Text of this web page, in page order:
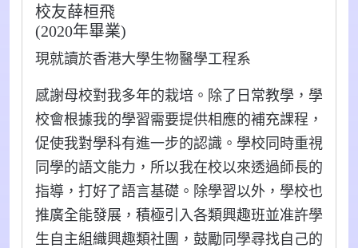
校友薛桓飛
(2020年畢業)
現就讀於香港大學生物醫學工程系
感謝母校對我多年的栽培。除了日常教學，學
校會根據我的學習需要提供相應的補充課程，
促使我對學科有進一步的認識。學校同時重視
同學的語文能力，所以我在校以來透過師長的
指導，打好了語言基礎。除學習以外，學校也
推廣全能發展，積極引入各類興趣班並准許學
生自主組織興趣類社團，鼓勵同學尋找自己的